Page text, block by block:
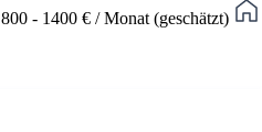
800 - 1400 € / Monat (geschätzt)